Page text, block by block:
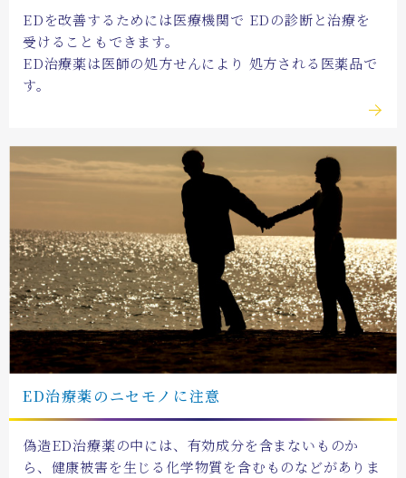
EDを改善するためには医療機関で EDの診断と治療を
受けることもできます。
ED治療薬は医師の処方せんにより 処方される医薬品で
す。
ED治療薬のニセモノに注意
偽造ED治療薬の中には、 有効成分を含まないものか
ら、 健康被害を生じる化学物質を含むものなどがありま